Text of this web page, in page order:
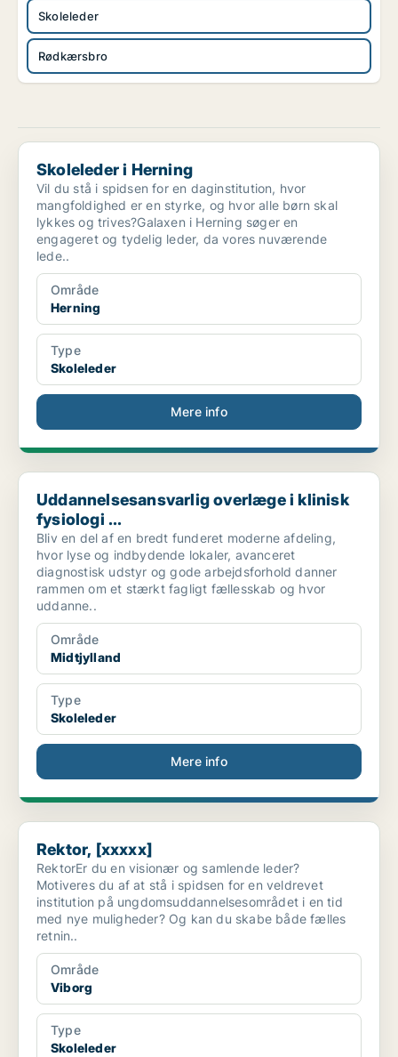
Skoleleder
Rødkærsbro
Skoleleder i Herning
Skoleleder i Herning
Vil du stå i spidsen for en daginstitution, hvor
mangfoldighed er en styrke, og hvor alle børn skal
lykkes og trives?Galaxen i Herning søger en
engageret og tydelig leder, da vores nuværende
lede..
Område
Herning
Type
Skoleleder
Mere info
Uddannelsesansvarlig overlæge i klinisk fysiologi ...
Uddannelsesansvarlig overlæge i klinisk
fysiologi ...
Bliv en del af en bredt funderet moderne afdeling,
hvor lyse og indbydende lokaler, avanceret
diagnostisk udstyr og gode arbejdsforhold danner
rammen om et stærkt fagligt fællesskab og hvor
uddanne..
Område
Midtjylland
Type
Skoleleder
Mere info
Rektor, [xxxxx]
Rektor, [xxxxx]
RektorEr du en visionær og samlende leder?
Motiveres du af at stå i spidsen for en veldrevet
institution på ungdomsuddannelsesområdet i en tid
med nye muligheder? Og kan du skabe både fælles
retnin..
Område
Viborg
Type
Skoleleder